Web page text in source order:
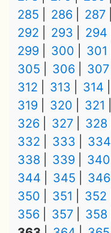
285
286 287
292
293 294
299
300 301
305
306 307
312
313 314
319
320 321
326
327 328
332
333 334
338
339 340
344
345 346
350
351 352
356
357 358